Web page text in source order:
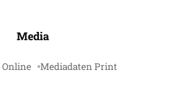
Media
Online Mediadaten Print